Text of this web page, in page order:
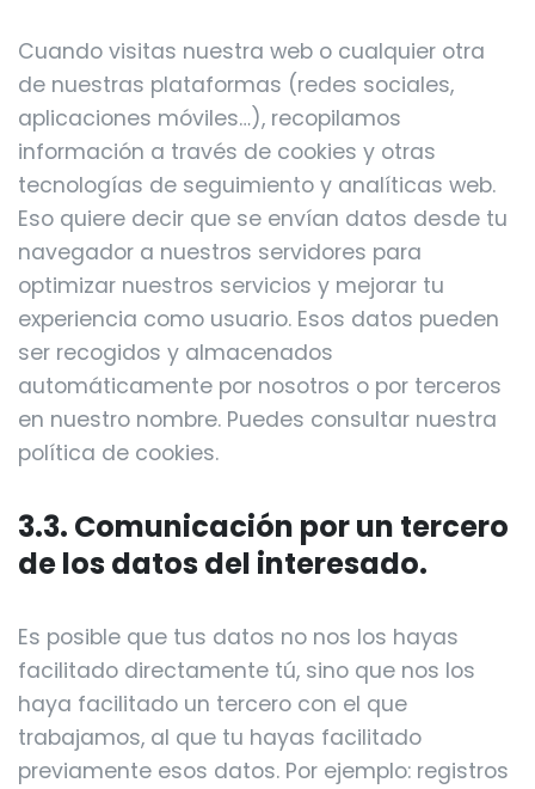
Cuando visitas nuestra web o cualquier otra
de nuestras plataformas (redes sociales,
aplicaciones móviles…), recopilamos
información a través de cookies y otras
tecnologías de seguimiento y analíticas web.
Eso quiere decir que se envían datos desde tu
navegador a nuestros servidores para
optimizar nuestros servicios y mejorar tu
experiencia como usuario. Esos datos pueden
ser recogidos y almacenados
automáticamente por nosotros o por terceros
en nuestro nombre. Puedes consultar nuestra
política de cookies.
3.3. Comunicación por un tercero
de los datos del interesado.
Es posible que tus datos no nos los hayas
facilitado directamente tú, sino que nos los
haya facilitado un tercero con el que
trabajamos, al que tu hayas facilitado
previamente esos datos. Por ejemplo: registros